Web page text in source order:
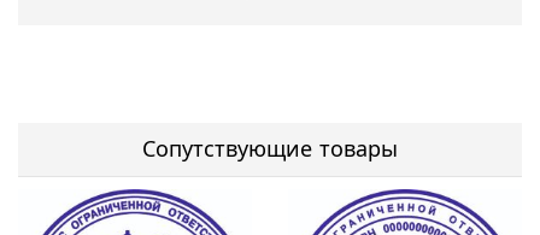
Сопутствующие товары